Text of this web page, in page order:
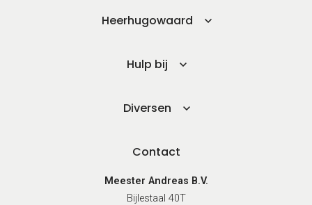
Heerhugowaard
Hulp bij
Diversen
Contact
Meester Andreas B.V.
Bijlestaal 40T